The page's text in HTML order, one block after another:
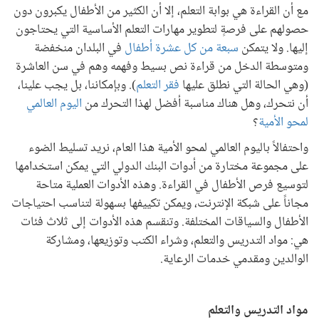
مع أن القراءة هي بوابة التعلم، إلا أن الكثير من الأطفال يكبرون دون
حصولهم على فرصةٍ لتطوير مهارات التعلم الأساسية التي يحتاجون
إليها. ولا يتمكن سبعة من كل عشرة أطفال في البلدان منخفضة
ومتوسطة الدخل من قراءة نص بسيط وفهمه وهم في سن العاشرة
(وهي الحالة التي نطلق عليها فقر التعلم). وبإمكاننا، بل يجب علينا،
أن نتحرك، وهل هناك مناسبة أفضل لهذا التحرك من اليوم العالمي
لمحو الأمية؟
واحتفالاً باليوم العالمي لمحو الأمية هذا العام، نريد تسليط الضوء
على مجموعة مختارة من أدوات البنك الدولي التي يمكن استخدامها
لتوسيع فرص الأطفال في القراءة. وهذه الأدوات العملية متاحة
مجاناً على شبكة الإنترنت، ويمكن تكييفها بسهولة لتناسب احتياجات
الأطفال والسياقات المختلفة. وتنقسم هذه الأدوات إلى ثلاث فئات
هي: مواد التدريس والتعلم، وشراء الكتب وتوزيعها، ومشاركة
الوالدين ومقدمي خدمات الرعاية.
مواد التدريس والتعلم